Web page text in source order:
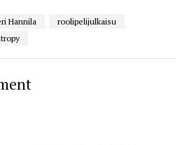
Hannila
roolipelijulkaisu